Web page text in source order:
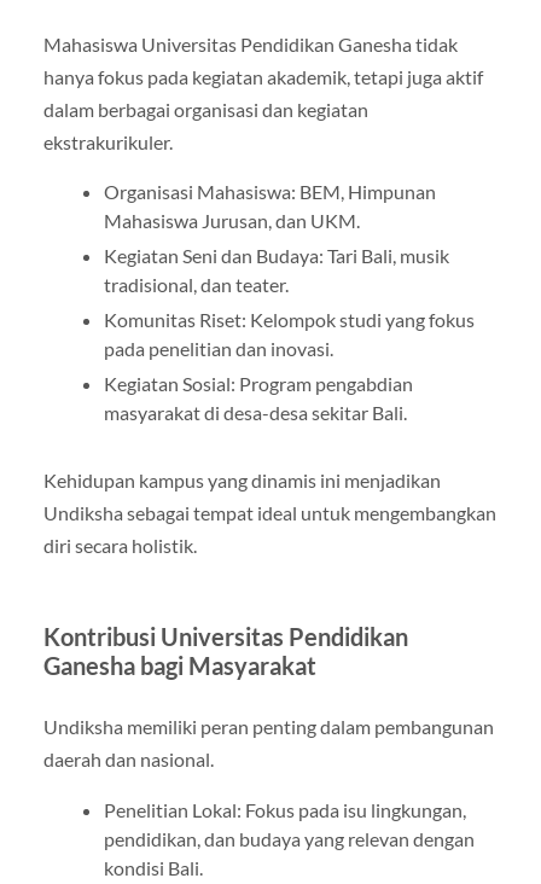
Mahasiswa Universitas Pendidikan Ganesha tidak
hanya fokus pada kegiatan akademik, tetapi juga aktif
dalam berbagai organisasi dan kegiatan
ekstrakurikuler.
Organisasi Mahasiswa: BEM, Himpunan
Mahasiswa Jurusan, dan UKM.
Kegiatan Seni dan Budaya: Tari Bali, musik
tradisional, dan teater.
Komunitas Riset: Kelompok studi yang fokus
pada penelitian dan inovasi.
Kegiatan Sosial: Program pengabdian
masyarakat di desa-desa sekitar Bali.
Kehidupan kampus yang dinamis ini menjadikan
Undiksha sebagai tempat ideal untuk mengembangkan
diri secara holistik.
Kontribusi Universitas Pendidikan
Ganesha bagi Masyarakat
Undiksha memiliki peran penting dalam pembangunan
daerah dan nasional.
Penelitian Lokal: Fokus pada isu lingkungan,
pendidikan, dan budaya yang relevan dengan
kondisi Bali.